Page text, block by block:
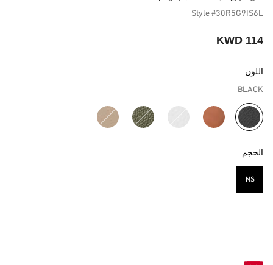
Style #30R5G9IS6L
114 KWD
اللون
BLACK
مختار
الحجم
NS